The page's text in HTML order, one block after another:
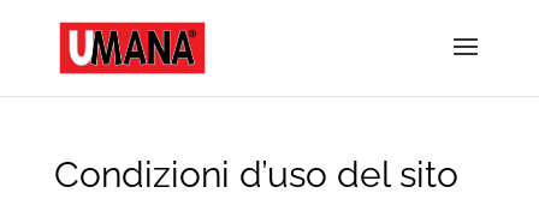
Condizioni d’uso del sito